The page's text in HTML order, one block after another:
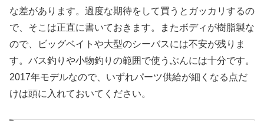
な差があります。過度な期待をして買うとガッカリするの
で、そこは正直に書いておきます。またボディが樹脂製な
ので、ビッグベイトや大型のシーバスには不安が残りま
す。バス釣りや小物釣りの範囲で使うぶんには十分です。
2017年モデルなので、いずれパーツ供給が細くなる点だ
けは頭に入れておいてください。